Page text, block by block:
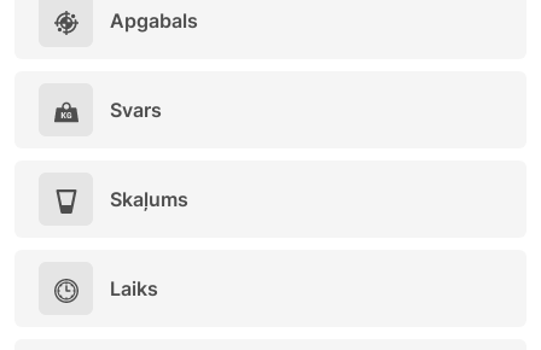
Apgabals
Svars
Skaļums
Laiks